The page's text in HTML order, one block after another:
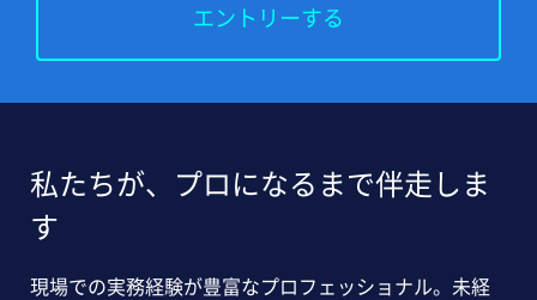
エントリーする
私たちが、プロになるまで伴走しま
す
現場での実務経験が豊富なプロフェッショナル。未経